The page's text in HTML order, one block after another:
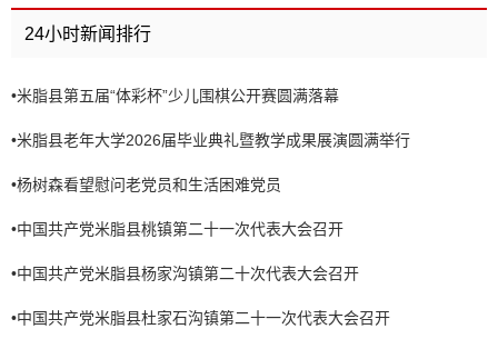
24小时新闻排行
•米脂县第五届“体彩杯”少儿围棋公开赛圆满落幕
•米脂县老年大学2026届毕业典礼暨教学成果展演圆满举行
•杨树森看望慰问老党员和生活困难党员
•中国共产党米脂县桃镇第二十一次代表大会召开
•中国共产党米脂县杨家沟镇第二十次代表大会召开
•中国共产党米脂县杜家石沟镇第二十一次代表大会召开